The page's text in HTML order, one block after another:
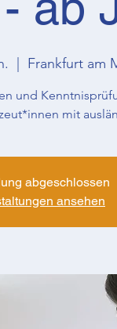
Frankfurt am
und
mit
abgeschlossen
ansehen